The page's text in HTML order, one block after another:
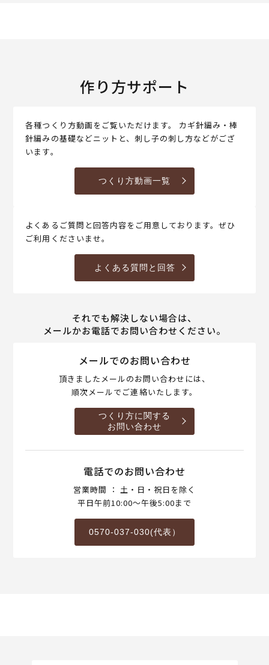
作り方サポート
各種つくり方動画をご覧いただけます。 カギ針編み・棒
針編みの基礎などニットと、刺し子の刺し方などがござ
います。
つくり方動画一覧
よくあるご質問と回答内容をご用意しております。ぜひ
ご利用くださいませ。
よくある質問と回答
それでも解決しない場合は、
メールかお電話でお問い合わせください。
メールでのお問い合わせ
頂きましたメールのお問い合わせには、
順次メールでご連絡いたします。
つくり方に関する
お問い合わせ
電話でのお問い合わせ
営業時間 ： 土・日・祝日を除く
平日午前10:00～午後5:00まで
0570-037-030(代表）